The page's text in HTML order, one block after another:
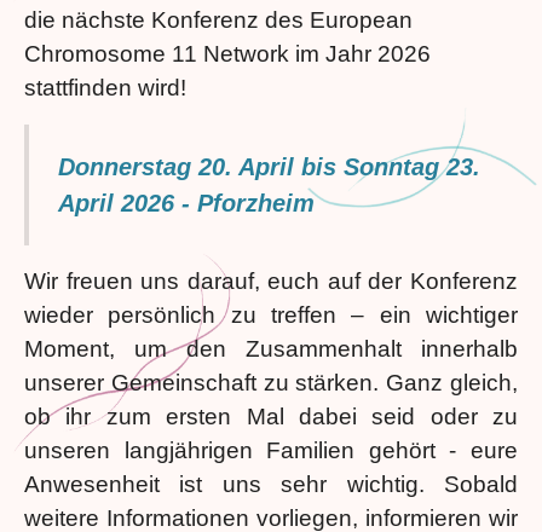
die nächste Konferenz des European
Chromosome 11 Network im Jahr 2026
stattfinden wird!
Donnerstag 20. April bis Sonntag 23.
April 2026 - Pforzheim
Wir freuen uns darauf, euch auf der Konferenz
wieder persönlich zu treffen – ein wichtiger
Moment, um den Zusammenhalt innerhalb
unserer Gemeinschaft zu stärken. Ganz gleich,
ob ihr zum ersten Mal dabei seid oder zu
unseren langjährigen Familien gehört - eure
Anwesenheit ist uns sehr wichtig. Sobald
weitere Informationen vorliegen, informieren wir